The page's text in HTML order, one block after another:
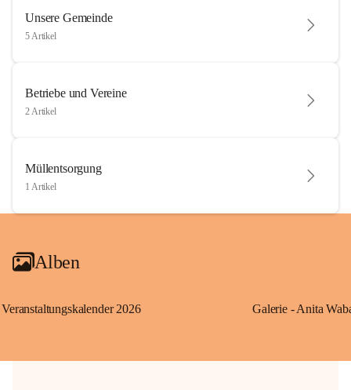
Unsere Gemeinde
5 Artikel
Betriebe und Vereine
2 Artikel
Müllentsorgung
1 Artikel
Alben
Veranstaltungskalender 2026 Galerie - Anita